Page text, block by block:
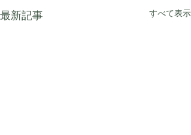
最新記事 すべて表示